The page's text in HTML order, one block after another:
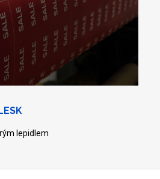
lepidlem